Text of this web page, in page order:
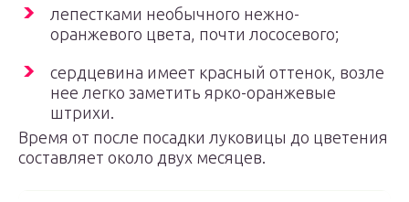
лепестками необычного нежно-
оранжевого цвета, почти лососевого;
сердцевина имеет красный оттенок, возле
нее легко заметить ярко-оранжевые
штрихи.
Время от после посадки луковицы до цветения
составляет около двух месяцев.